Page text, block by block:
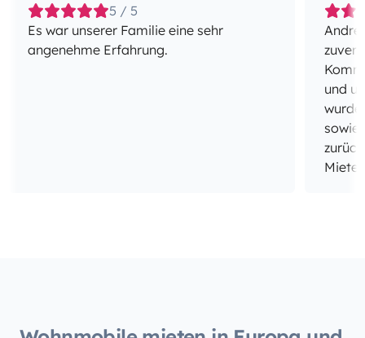
5 / 5
Es war unserer Familie eine sehr
angenehme Erfahrung.
und
wurde
sowie